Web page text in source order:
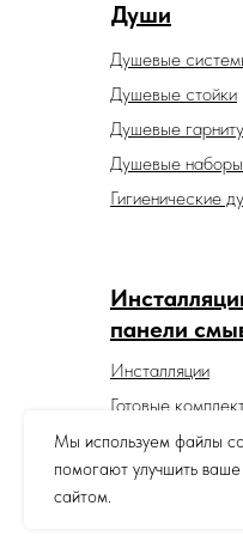
Мы используем файлы
помогают улучшить
сайтом.
Души
Душевые
Душевые
Гигиенические
Душевые наборы
Душевые стойки
панели
Инсталляции
Готовые
Панели смыва